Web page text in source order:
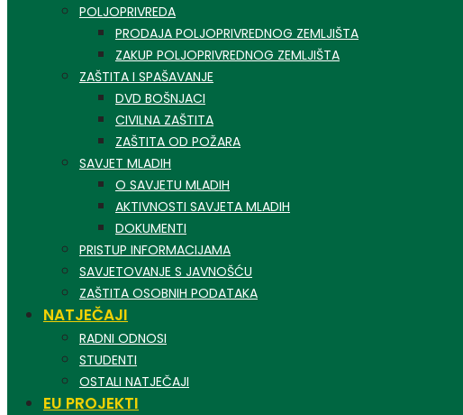
POLJOPRIVREDA
PRODAJA POLJOPRIVREDNOG ZEMLJIŠTA
ZAKUP POLJOPRIVREDNOG ZEMLJIŠTA
ZAŠTITA I SPAŠAVANJE
DVD BOŠNJACI
CIVILNA ZAŠTITA
ZAŠTITA OD POŽARA
SAVJET MLADIH
O SAVJETU MLADIH
AKTIVNOSTI SAVJETA MLADIH
DOKUMENTI
PRISTUP INFORMACIJAMA
SAVJETOVANJE S JAVNOŠĆU
ZAŠTITA OSOBNIH PODATAKA
NATJEČAJI
RADNI ODNOSI
STUDENTI
OSTALI NATJEČAJI
EU PROJEKTI